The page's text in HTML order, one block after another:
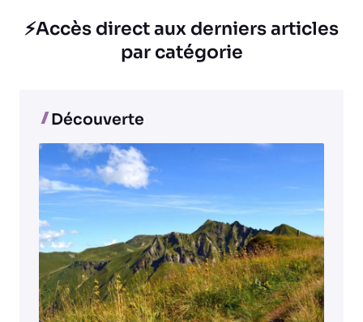
⚡Accès direct aux derniers articles
par catégorie
Découverte